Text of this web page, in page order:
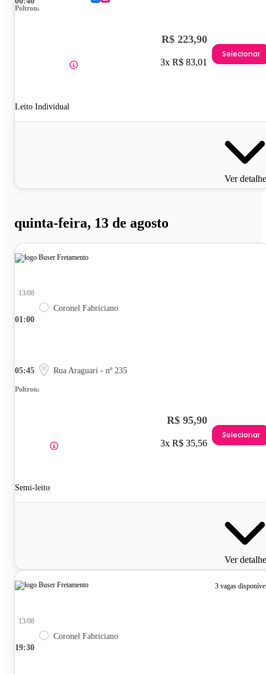
Poltrona
Leito Individual
R$ 223,90
3x R$ 83,01
Selecionar
Ver
quinta-feira, 13 de agosto
01:00
13/08
Coronel Fabriciano
05:45 Rua Araguari - nº 235
Poltrona
Semi-leito
R$ 95,90
3x R$ 35,56
Selecionar
Ver
3 vagas
19:30
13/08
Coronel Fabriciano